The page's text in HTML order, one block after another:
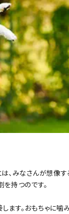
は、みなさんが想像
を持つのです。
ます。おもちゃに噛